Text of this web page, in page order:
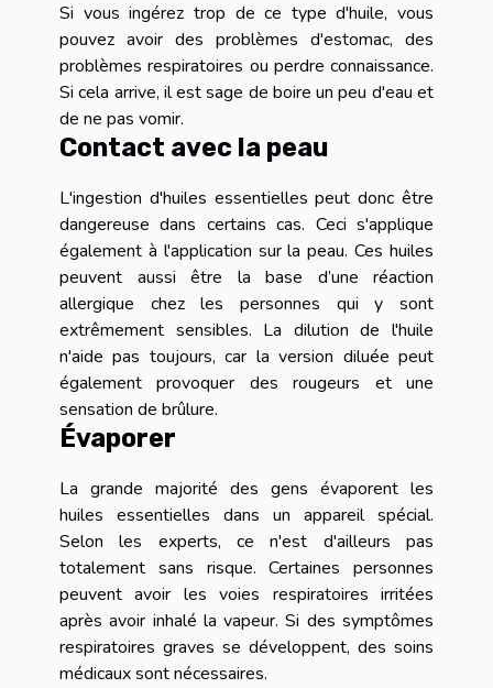
Si vous ingérez trop de ce type d'huile, vous
pouvez avoir des problèmes d'estomac, des
problèmes respiratoires ou perdre connaissance.
Si cela arrive, il est sage de boire un peu d'eau et
de ne pas vomir.
Contact avec la peau
L'ingestion d'huiles essentielles peut donc être
dangereuse dans certains cas. Ceci s'applique
également à l'application sur la peau. Ces huiles
peuvent aussi être la base d’une réaction
allergique chez les personnes qui y sont
extrêmement sensibles. La dilution de l'huile
n'aide pas toujours, car la version diluée peut
également provoquer des rougeurs et une
sensation de brûlure.
Évaporer
La grande majorité des gens évaporent les
huiles essentielles dans un appareil spécial.
Selon les experts, ce n'est d'ailleurs pas
totalement sans risque. Certaines personnes
peuvent avoir les voies respiratoires irritées
après avoir inhalé la vapeur. Si des symptômes
respiratoires graves se développent, des soins
médicaux sont nécessaires.